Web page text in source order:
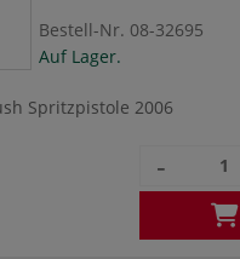
Bestell-Nr. 08-32695
Auf Lager.
Spritzpistole 2006
-